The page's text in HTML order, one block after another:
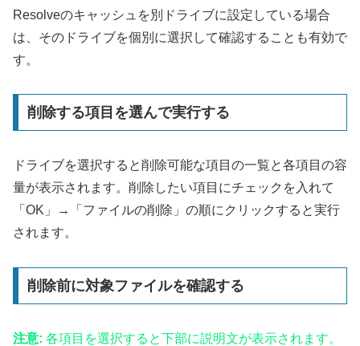
Resolveのキャッシュを別ドライブに設定している場合
は、そのドライブを個別に選択して確認することも有効で
す。
削除する項目を選んで実行する
ドライブを選択すると削除可能な項目の一覧と各項目の容
量が表示されます。削除したい項目にチェックを入れて
「OK」→「ファイルの削除」の順にクリックすると実行
されます。
削除前に対象ファイルを確認する
注意: 各項目を選択すると下部に説明文が表示されます。